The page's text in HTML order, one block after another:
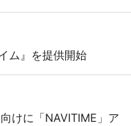
ム』を提供開始
けに「NAVITIME」ア